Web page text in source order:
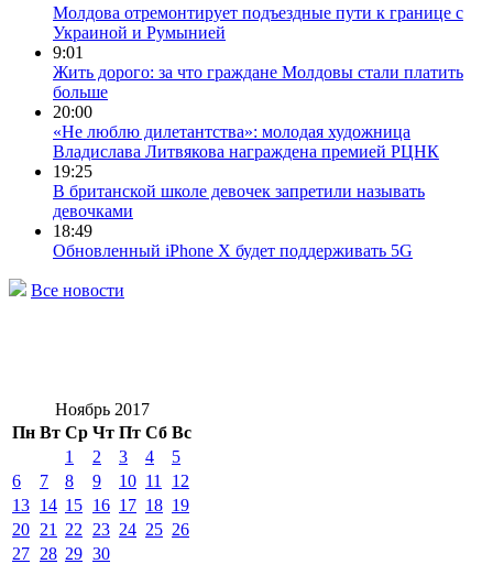
Молдова отремонтирует подъездные пути к границе с
Украиной и Румынией
9:01
Жить дорого: за что граждане Молдовы стали платить
больше
20:00
«Не люблю дилетантства»: молодая художница
Владислава Литвякова награждена премией РЦНК
19:25
В британской школе девочек запретили называть
девочками
18:49
Обновленный iPhone X будет поддерживать 5G
Все новости
Ноябрь 2017
Пн Вт Ср Чт Пт Сб Вс
1 2 3 4
5
6
7 8 9 10 11
12
13 14 15 16 17 18 19
20 21 22 23 24 25 26
27 28 29 30